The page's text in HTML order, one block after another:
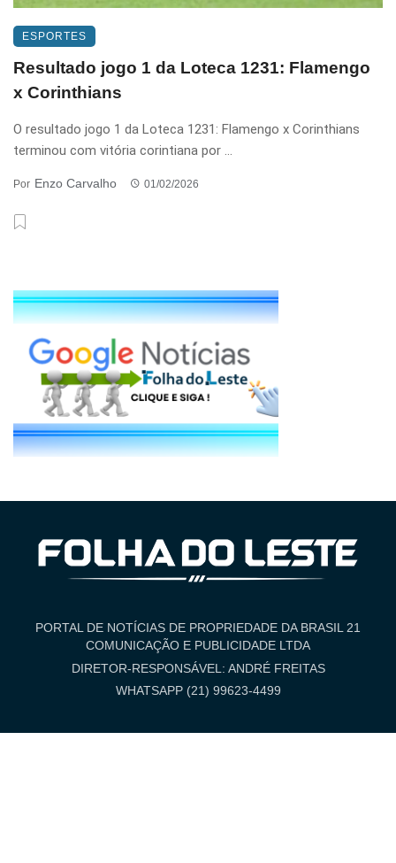
ESPORTES
Resultado jogo 1 da Loteca 1231: Flamengo
x Corinthians
O resultado jogo 1 da Loteca 1231: Flamengo x Corinthians
terminou com vitória corintiana por ...
Por Enzo Carvalho 01/02/2026
PORTAL DE NOTÍCIAS DE PROPRIEDADE DA BRASIL 21
COMUNICAÇÃO E PUBLICIDADE LTDA
DIRETOR-RESPONSÁVEL: ANDRÉ FREITAS
WHATSAPP (21) 99623-4499